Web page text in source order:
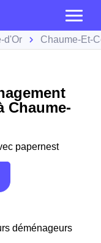
d'Or Chaume-Et-